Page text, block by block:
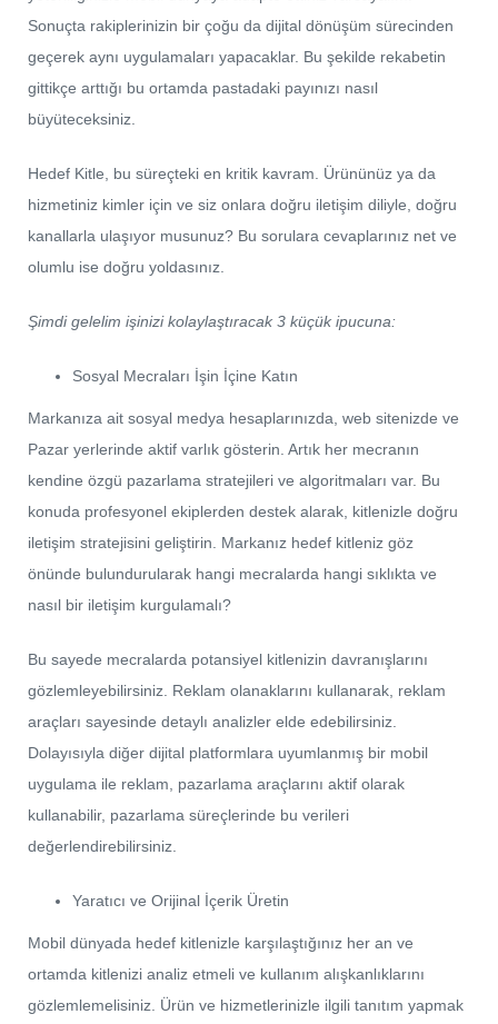
Sonuçta rakiplerinizin bir çoğu da dijital dönüşüm sürecinden
geçerek aynı uygulamaları yapacaklar. Bu şekilde rekabetin
gittikçe arttığı bu ortamda pastadaki payınızı nasıl
büyüteceksiniz.
Hedef Kitle, bu süreçteki en kritik kavram. Ürününüz ya da
hizmetiniz kimler için ve siz onlara doğru iletişim diliyle, doğru
kanallarla ulaşıyor musunuz? Bu sorulara cevaplarınız net ve
olumlu ise doğru yoldasınız.
Şimdi gelelim işinizi kolaylaştıracak 3 küçük ipucuna:
Sosyal Mecraları İşin İçine Katın
Markanıza ait sosyal medya hesaplarınızda, web sitenizde ve
Pazar yerlerinde aktif varlık gösterin. Artık her mecranın
kendine özgü pazarlama stratejileri ve algoritmaları var. Bu
konuda profesyonel ekiplerden destek alarak, kitlenizle doğru
iletişim stratejisini geliştirin. Markanız hedef kitleniz göz
önünde bulundurularak hangi mecralarda hangi sıklıkta ve
nasıl bir iletişim kurgulamalı?
Bu sayede mecralarda potansiyel kitlenizin davranışlarını
gözlemleyebilirsiniz. Reklam olanaklarını kullanarak, reklam
araçları sayesinde detaylı analizler elde edebilirsiniz.
Dolayısıyla diğer dijital platformlara uyumlanmış bir mobil
uygulama ile reklam, pazarlama araçlarını aktif olarak
kullanabilir, pazarlama süreçlerinde bu verileri
değerlendirebilirsiniz.
Yaratıcı ve Orijinal İçerik Üretin
Mobil dünyada hedef kitlenizle karşılaştığınız her an ve
ortamda kitlenizi analiz etmeli ve kullanım alışkanlıklarını
gözlemlemelisiniz. Ürün ve hizmetlerinizle ilgili tanıtım yapmak